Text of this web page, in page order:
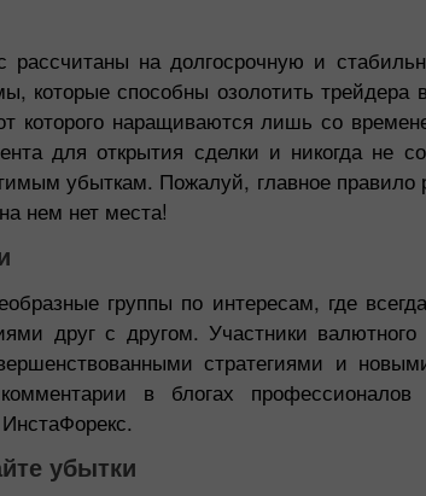
рассчитаны на долгосрочную и
которые способны озолотить
которого наращиваются лишь со
для открытия сделки и никогда не
убыткам. Пожалуй, главное правило
нем нет места!
группы по интересам, где
друг с другом. Участники
стратегиями и
в блогах
убытки